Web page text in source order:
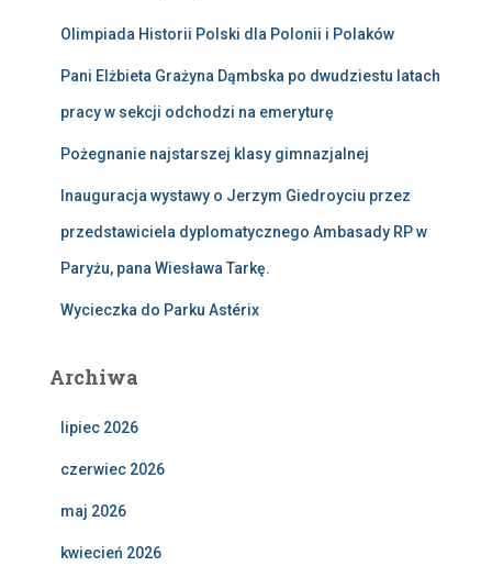
Olimpiada Historii Polski dla Polonii i Polaków
Pani Elżbieta Grażyna Dąmbska po dwudziestu latach
pracy w sekcji odchodzi na emeryturę
Pożegnanie najstarszej klasy gimnazjalnej
Inauguracja wystawy o Jerzym Giedroyciu przez
przedstawiciela dyplomatycznego Ambasady RP w
Paryżu, pana Wiesława Tarkę.
Wycieczka do Parku Astérix
Archiwa
lipiec 2026
czerwiec 2026
maj 2026
kwiecień 2026